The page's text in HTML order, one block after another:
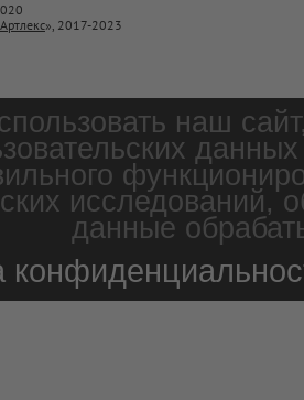
Артлекс», 2017-2023
наш
данные